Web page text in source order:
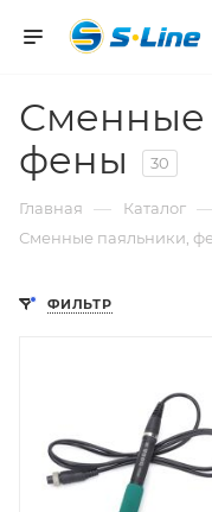
Сменные
фены
30
Главная — Каталог
Сменные паяльники,
ФИЛЬТР